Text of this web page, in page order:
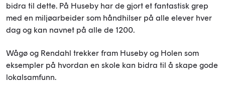
bidra til dette. På Huseby har de gjort et fantastisk grep
med en miljøarbeider som håndhilser på alle elever hver
dag og kan navnet på alle de 1200.
Wågø og Rendahl trekker fram Huseby og Holen som
eksempler på hvordan en skole kan bidra til å skape gode
lokalsamfunn.